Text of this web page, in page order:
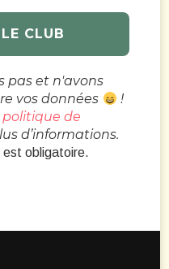
pas et n'avons
vos données
!
politique de
d’informations.
est obligatoire.